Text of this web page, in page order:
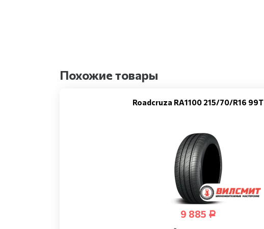
Похожие товары
Roadcruza RA1100 215/70/R16 99T
9 885 Р